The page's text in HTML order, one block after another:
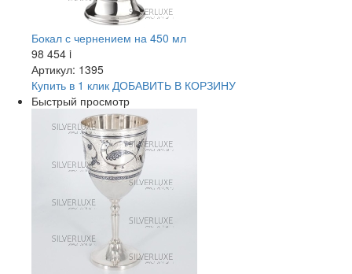
Бокал с чернением на 450 мл
98 454 i
Артикул: 1395
Купить в 1 клик ДОБАВИТЬ В КОРЗИНУ
Быстрый просмотр